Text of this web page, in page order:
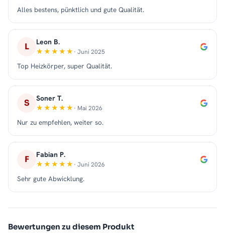
Alles bestens, pünktlich und gute Qualität.
L Leon B.
· Juni 2025
Top Heizkörper, super Qualität.
S Soner T.
· Mai 2026
Nur zu empfehlen, weiter so.
F Fabian P.
· Juni 2026
Sehr gute Abwicklung.
Bewertungen zu diesem Produkt